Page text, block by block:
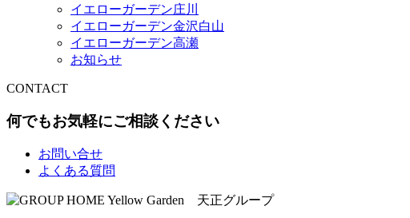
イエローガーデン庄川
イエローガーデン金沢白山
イエローガーデン高瀬
お知らせ
CONTACT
何でもお気軽にご相談ください
お問い合せ
よくある質問